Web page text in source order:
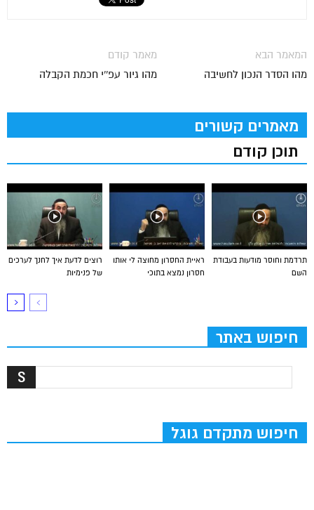
מאמר קודם
מהו גיור עפ''י חכמת הקבלה
המאמר הבא
מהו הסדר הנכון לחשיבה
מאמרים קשורים
תוכן קודם
רוצים לדעת איך לחנך לערכים
של פנימיות
ראיית החסרון מחוצה לי אותו
חסרון נמצא בתוכי
תרדמת וחוסר מודעות בעבודת
השם
חיפוש באתר
חיפוש מתקדם גוגל